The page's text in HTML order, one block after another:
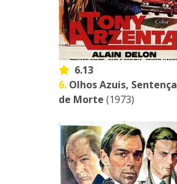
6.13
6. Olhos Azuis, Sentença
de Morte (1973)